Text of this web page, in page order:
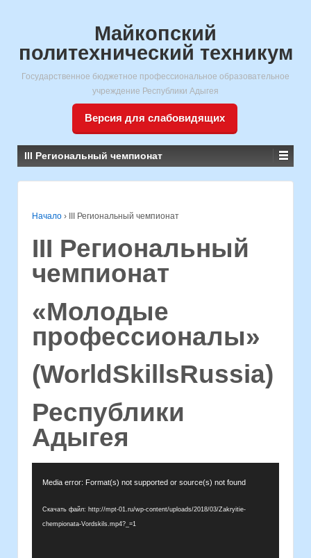
Майкопский
политехнический техникум
Государственное бюджетное профессиональное образовательное
учреждение Республики Адыгея
Версия для слабовидящих
III Региональный чемпионат
Начало › III Региональный чемпионат
III Региональный
чемпионат
«Молодые
профессионалы»
(WorldSkillsRussia)
Республики
Адыгея
Media error: Format(s) not supported or source(s) not found
Скачать файл: http://mpt-01.ru/wp-content/uploads/2018/03/Zakryitie-
chempionata-Vordskils.mp4?_=1